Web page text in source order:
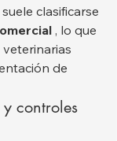
clasificarse
, lo que
de
controles